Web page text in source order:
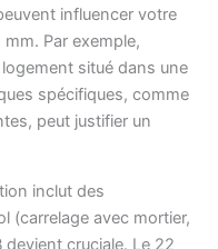
influencer votre
Par exemple,
situé dans une
spécifiques, comme
peut justifier un
inclut des
(carrelage avec mortier,
devient cruciale. Le 22